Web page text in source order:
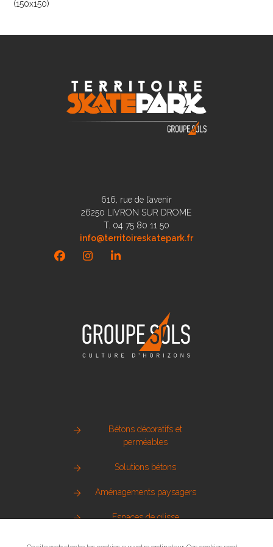
(150x150)
616, rue de l’avenir
26250 LIVRON SUR DROME
T. 04 75 80 11 50
info@territoireskatepark.fr
FacebookInstagramLinkedIn
Bétons décoratifs et
perméables
Solutions bétons
Aménagements paysagers
Espaces de glisse
Pierre naturelle